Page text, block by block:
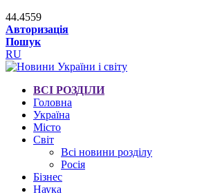
44.4559
Авторизація
Пошук
RU
ВСІ РОЗДІЛИ
Головна
Україна
Місто
Світ
Всі новини розділу
Росія
Бізнес
Наука